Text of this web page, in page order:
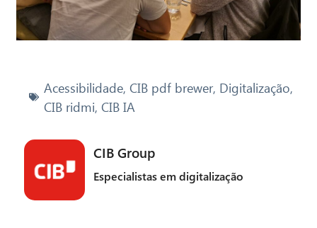
Acessibilidade, CIB pdf brewer, Digitalização,
CIB ridmi, CIB IA
CIB Group
Especialistas em digitalização